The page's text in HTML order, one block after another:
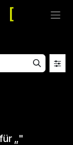
„"